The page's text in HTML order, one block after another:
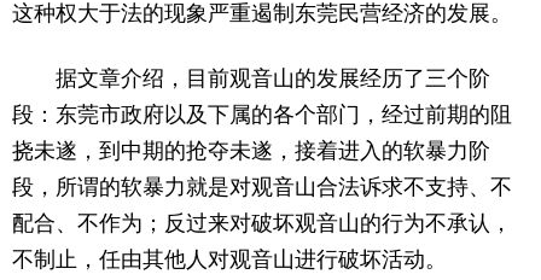
这种权大于法的现象严重遏制东莞民营经济的发展。
据文章介绍，目前观音山的发展经历了三个阶
段： 东莞市政府以及下属的各个部门，经过前期的阻
挠未遂，到中期的抢夺未遂，接着进入的软暴力阶
段，所谓的软暴力就是对观音山合法诉求不支持、不
配合、不作为；反过来对破坏观音山的行为不承认，
不制止，任由其他人对观音山进行破坏活动。